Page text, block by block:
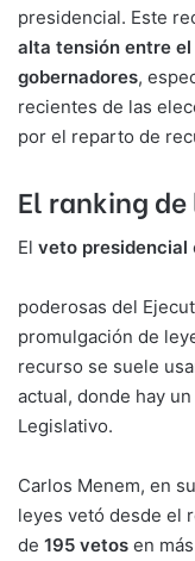
presidencial. Este
alta tensión entre
gobernadores,
recientes de las
por el reparto de
El ranking
El veto presidencial
poderosas del
promulgación de
recurso se suele
actual, donde hay
Legislativo.
Carlos Menem, en
leyes vetó desde el
de 195 vetos en